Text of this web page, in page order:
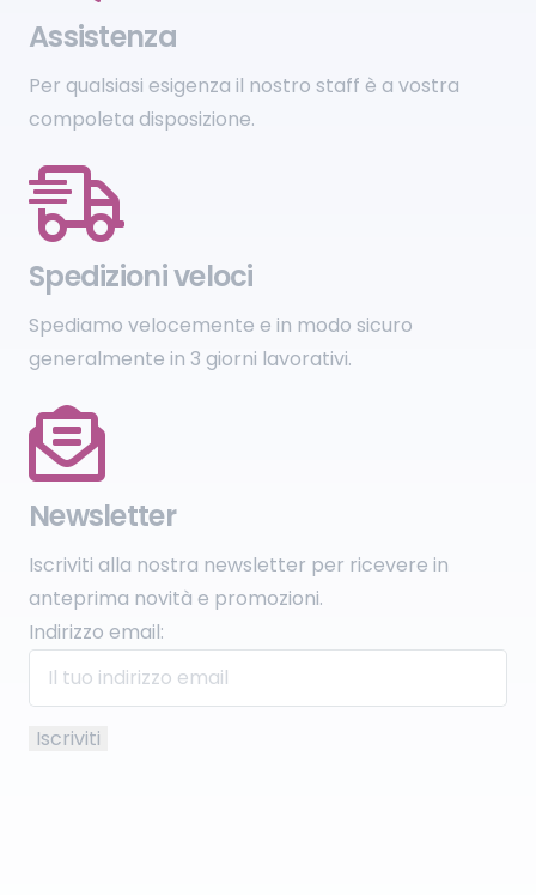
Assistenza
Per qualsiasi esigenza il nostro staff è a vostra
compoleta disposizione.
Spedizioni veloci
Spediamo velocemente e in modo sicuro
generalmente in 3 giorni lavorativi.
Newsletter
Iscriviti alla nostra newsletter per ricevere in
anteprima novità e promozioni.
Indirizzo email: